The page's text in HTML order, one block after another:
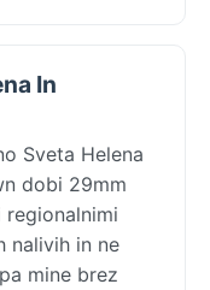
In
Sveta Helena
dobi 29mm
regionalnimi
nalivih in ne
mine brez